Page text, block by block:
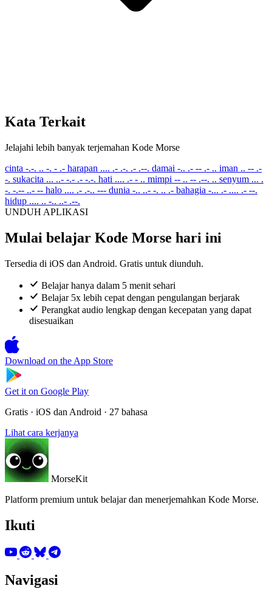
Kata Terkait
Jelajahi lebih banyak terjemahan Kode Morse
cinta -.-. .. -. - .- harapan .... .- .-. .- .--. damai -.. .- -- .- .. iman .. -- .-
-. sukacita ... ..- -.- .- -.-. hati .... .- - .. mimpi -- .. -- .--. .. senyum ... .
-. -.-- ..- -- halo .... .- .-.. --- dunia -.. ..- -. .. .- bahagia -... .- .... .- --.
hidup .... .. -.. ..- .--.
UNDUH APLIKASI
Mulai belajar Kode Morse hari ini
Tersedia di iOS dan Android. Gratis untuk diunduh.
Belajar hanya dalam 5 menit sehari
Belajar 5x lebih cepat dengan pengulangan berjarak
Perangkat audio lengkap dengan kecepatan yang dapat
disesuaikan
Download on the App Store
Get it on Google Play
Gratis · iOS dan Android · 27 bahasa
Lihat cara kerjanya
MorseKit
Platform premium untuk belajar dan menerjemahkan Kode Morse.
Ikuti
Navigasi